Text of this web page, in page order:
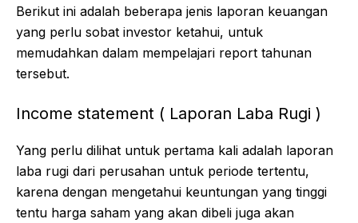
Berikut ini adalah beberapa jenis laporan keuangan
yang perlu sobat investor ketahui, untuk
memudahkan dalam mempelajari report tahunan
tersebut.
Income statement ( Laporan Laba Rugi )
Yang perlu dilihat untuk pertama kali adalah laporan
laba rugi dari perusahan untuk periode tertentu,
karena dengan mengetahui keuntungan yang tinggi
tentu harga saham yang akan dibeli juga akan